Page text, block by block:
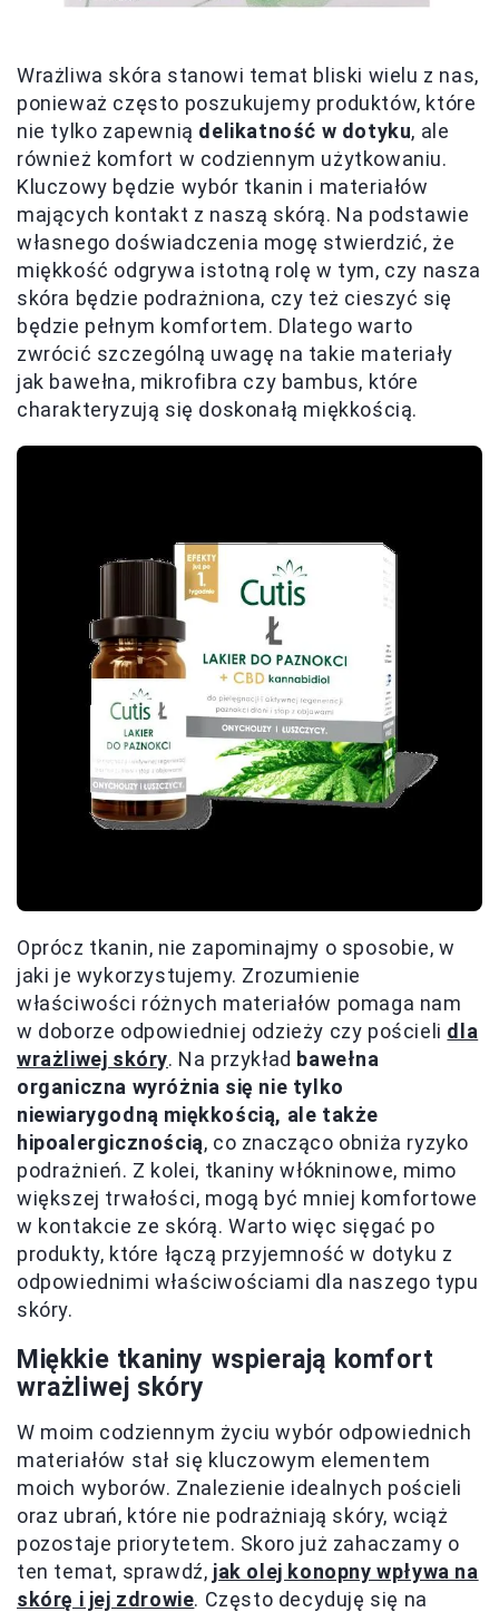
Wrażliwa skóra stanowi temat bliski wielu z nas,
ponieważ często poszukujemy produktów, które
nie tylko zapewnią delikatność w dotyku, ale
również komfort w codziennym użytkowaniu.
Kluczowy będzie wybór tkanin i materiałów
mających kontakt z naszą skórą. Na podstawie
własnego doświadczenia mogę stwierdzić, że
miękkość odgrywa istotną rolę w tym, czy nasza
skóra będzie podrażniona, czy też cieszyć się
będzie pełnym komfortem. Dlatego warto
zwrócić szczególną uwagę na takie materiały
jak bawełna, mikrofibra czy bambus, które
charakteryzują się doskonałą miękkością.
Oprócz tkanin, nie zapominajmy o sposobie, w
jaki je wykorzystujemy. Zrozumienie
właściwości różnych materiałów pomaga nam
w doborze odpowiedniej odzieży czy pościeli dla
wrażliwej skóry. Na przykład bawełna
organiczna wyróżnia się nie tylko
niewiarygodną miękkością, ale także
hipoalergicznością, co znacząco obniża ryzyko
podrażnień. Z kolei, tkaniny włókninowe, mimo
większej trwałości, mogą być mniej komfortowe
w kontakcie ze skórą. Warto więc sięgać po
produkty, które łączą przyjemność w dotyku z
odpowiednimi właściwościami dla naszego typu
skóry.
Miękkie tkaniny wspierają komfort
wrażliwej skóry
W moim codziennym życiu wybór odpowiednich
materiałów stał się kluczowym elementem
moich wyborów. Znalezienie idealnych pościeli
oraz ubrań, które nie podrażniają skóry, wciąż
pozostaje priorytetem. Skoro już zahaczamy o
ten temat, sprawdź, jak olej konopny wpływa na
skórę i jej zdrowie. Często decyduję się na